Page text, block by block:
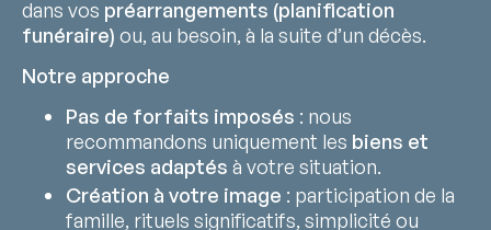
dans vos préarrangements (planification
funéraire) ou, au besoin, à la suite d’un décès.
Notre approche
Pas de forfaits imposés : nous
recommandons uniquement les biens et
services adaptés à votre situation.
Création à votre image : participation de la
famille, rituels significatifs, simplicité ou